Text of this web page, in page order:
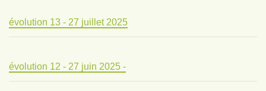
évolution 13 - 27 juillet 2025
évolution 12 - 27 juin 2025 -